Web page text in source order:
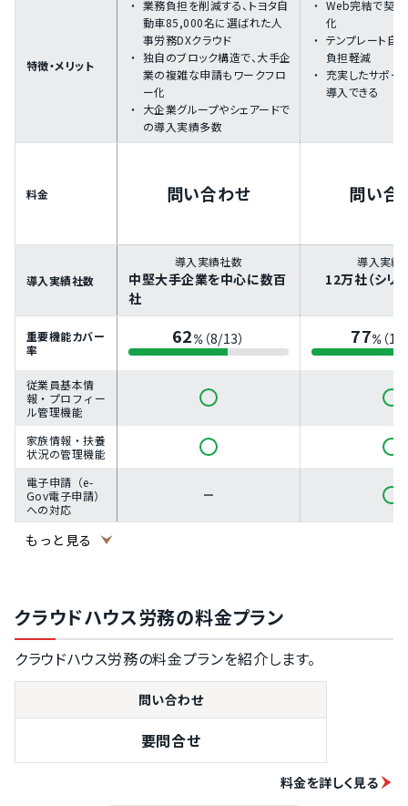
特徴・メリット
業務負担を削減する、トヨタ自
動車85,000名に選ばれた人
事労務DXクラウド
独自のブロック構造で、大手企
業の複雑な申請もワークフロ
ー化
大企業グループやシェアードで
の導入実績多数
Web完結で契
化
テンプレート自
負担軽減
充実したサポー
導入できる
料金 問い合わせ 問い合
導入実績社数
導入実績社数
中堅大手企業を中心に数百
社
導入実績
12万社（シリ
重要機能カバー
率
62% （8/13） 77% （
従業員基本情
報・プロフィー
ル管理機能
家族情報・扶養
状況の管理機能
電子申請（e-
Gov電子申請）
への対応
雇用契約手続き
への対応
退職手続きへの
対応
算定基礎・労働
もっと見る
クラウドハウス労務の料金プラン
クラウドハウス労務の料金プランを紹介します。
問い合わせ
要問合せ
料金を詳しく見る